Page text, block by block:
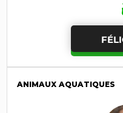
ANIMAUX AQUATIQUES